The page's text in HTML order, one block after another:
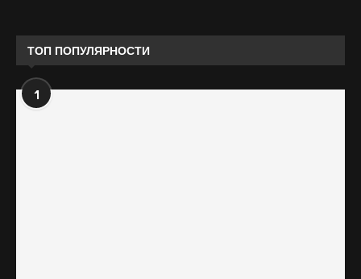
ТОП ПОПУЛЯРНОСТИ
1